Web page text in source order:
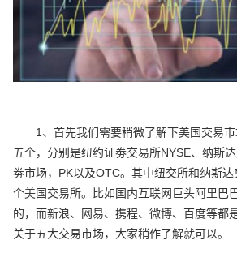
1、首先我们需要稍微了解下美国交易市
五个，分别是纽约证劵交易所NYSE、纳斯
劵市场，PK以及OTC。其中纽交所和纳斯
个美国交易所。比如国内互联网巨头阿里巴
的，而新浪、网易、携程、微博、百度等都
关于五大交易市场，大家稍作了解就可以。